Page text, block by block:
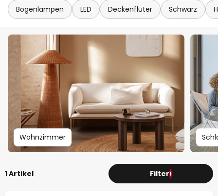
Bogenlampen LED Deckenfluter Schwarz
Wohnzimmer
1 Artikel Filter1